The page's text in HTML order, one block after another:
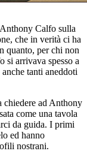
Calfo sulla
che in verità ci ha
quanto, per chi non
si arrivava spesso a
tanti aneddoti
chiedere ad Anthony
come una tavola
da guida. I primi
ed hanno
nostrani.